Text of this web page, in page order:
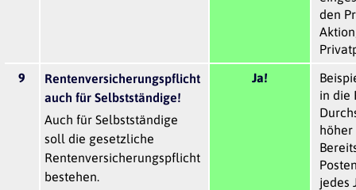
den
9
Rentenversicherungspflicht
auch für Selbstständige!
Auch für Selbstständige
soll die gesetzliche
Rentenversicherungspflicht
bestehen.
Ja!
in die
höher
jedes